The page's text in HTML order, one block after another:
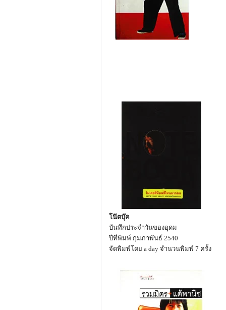
โน๊ตบุ๊ค
บันทึกประจำวันของอุดม
ปีที่พิมพ์ กุมภาพันธ์ 2540
จัดพิมพ์โดย a day จำนวนพิมพ์ 7 ครั้ง